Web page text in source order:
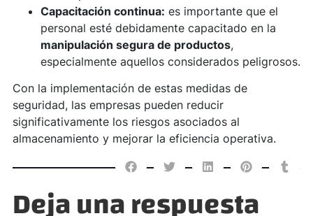
Capacitación continua: es importante que el
personal esté debidamente capacitado en la
manipulación segura de productos,
especialmente aquellos considerados peligrosos.
Con la implementación de estas medidas de
seguridad, las empresas pueden reducir
significativamente los riesgos asociados al
almacenamiento y mejorar la eficiencia operativa.
Deja una respuesta